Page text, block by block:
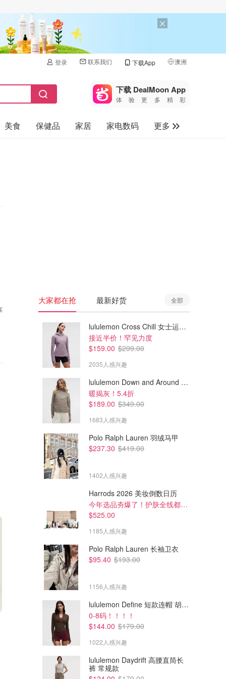
登录 联系我们 下载App 澳洲
🇺🇸
🇨🇳 中国
🇨🇦加拿大
下载 DealMoon App
体验更多精彩
美食 保健品 家居 家电数码
更多
Hermes Herbag Messenger
$12270.00
Hermes Plume 迷你手提包
大家都在抢 最新好货 全部
lululemon Cross Chill 女士运动外套
接近半价！罕见力度
$159.00 $299.00
2035人感兴趣
lululemon Down and Around 羽绒夹克
暖揭灰！5.4折
$189.00 $349.00
1683人感兴趣
Polo Ralph Lauren 羽绒马甲
$237.30 $419.00
1402人感兴趣
Harrods 2026 美妆倒数日历
今年选品夯爆了！护肤全线都很绝
$525.00
1185人感兴趣
Polo Ralph Lauren 长袖卫衣
$95.40 $193.00
1156人感兴趣
lululemon Define 短款连帽 胡桃棕
0-8码！！！！
$144.00 $179.00
1022人感兴趣
lululemon Daydrift 高腰直筒长
裤 常规款